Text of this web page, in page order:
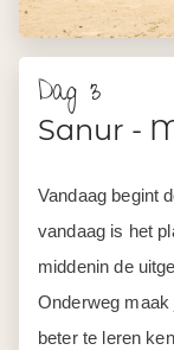
Dag 3
Sanur -
Vandaag begint
vandaag is het
middenin de
Onderweg
beter te leren